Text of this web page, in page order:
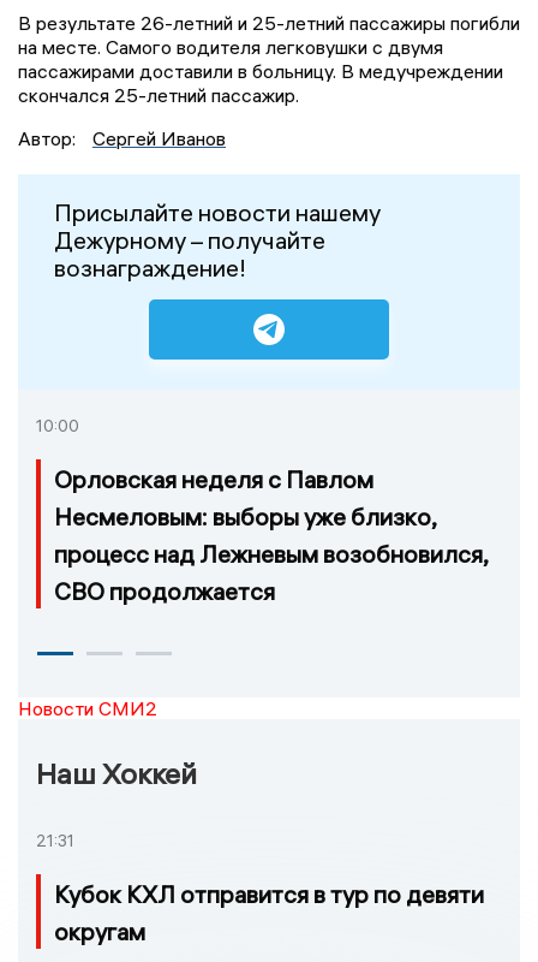
В результате 26-летний и 25-летний пассажиры погибли
на месте. Самого водителя легковушки с двумя
пассажирами доставили в больницу. В медучреждении
скончался 25-летний пассажир.
Автор:
Сергей Иванов
Присылайте новости нашему
Дежурному – получайте
вознаграждение!
10:00
Орловская неделя с Павлом
Несмеловым: выборы уже близко,
процесс над Лежневым возобновился,
СВО продолжается
Новости СМИ2
Наш Хоккей
21:31
Кубок КХЛ отправится в тур по девяти
округам